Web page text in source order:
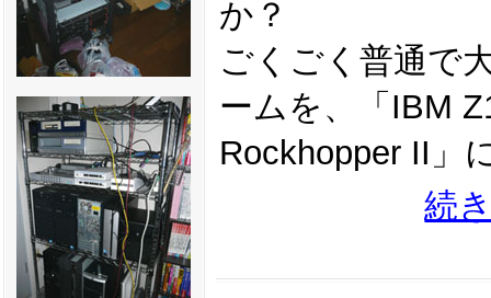
か？
ごくごく普通で
ームを、「IBM
Rockhopper II」
続